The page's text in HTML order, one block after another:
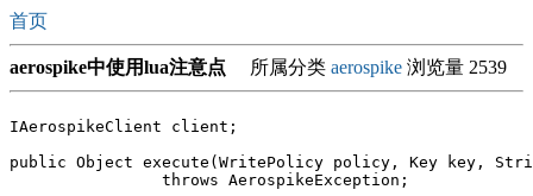
首页
aerospike中使用lua注意点 所属分类 aerospike 浏览量 2539
IAerospikeClient client;
public Object execute(WritePolicy policy, Key key,